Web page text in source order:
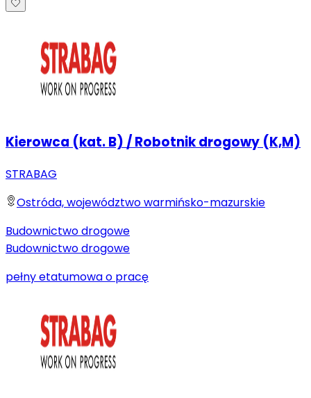
Kierowca (kat. B) / Robotnik drogowy (K,M)
STRABAG
Ostróda, województwo warmińsko-mazurskie
Budownictwo drogowe
Budownictwo drogowe
pełny etatumowa o pracę